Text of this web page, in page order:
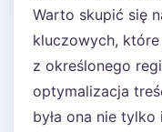
Warto skupić się
kluczowych,
z określonego
optymalizacja
była ona nie